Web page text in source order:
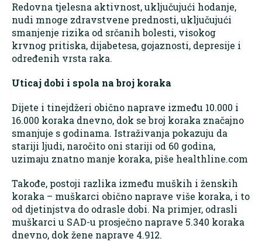
Redovna tjelesna aktivnost, uključujući hodanje,
nudi mnoge zdravstvene prednosti, uključujući
smanjenje rizika od srčanih bolesti, visokog
krvnog pritiska, dijabetesa, gojaznosti, depresije i
određenih vrsta raka.
Uticaj dobi i spola na broj koraka
Dijete i tinejdžeri obično naprave između 10.000 i
16.000 koraka dnevno, dok se broj koraka značajno
smanjuje s godinama. Istraživanja pokazuju da
stariji ljudi, naročito oni stariji od 60 godina,
uzimaju znatno manje koraka, piše healthline.com
Takođe, postoji razlika između muških i ženskih
koraka – muškarci obično naprave više koraka, i to
od djetinjstva do odrasle dobi. Na primjer, odrasli
muškarci u SAD-u prosječno naprave 5.340 koraka
dnevno, dok žene naprave 4.912.